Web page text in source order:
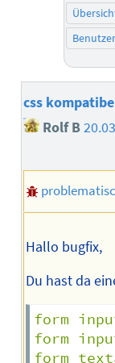
css
Rolf B
Hallo bugfix,
Du hast da
form
form
form